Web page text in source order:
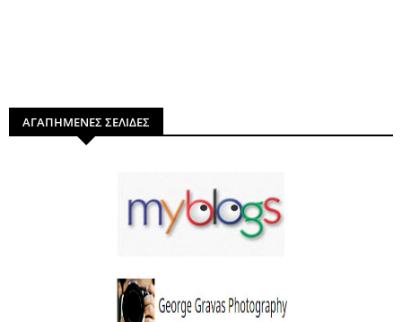
ΑΓΑΠΗΜΕΝΕΣ ΣΕΛΙΔΕΣ